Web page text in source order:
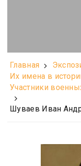
Главная
Их имена в
Участники
Шуваев Иван